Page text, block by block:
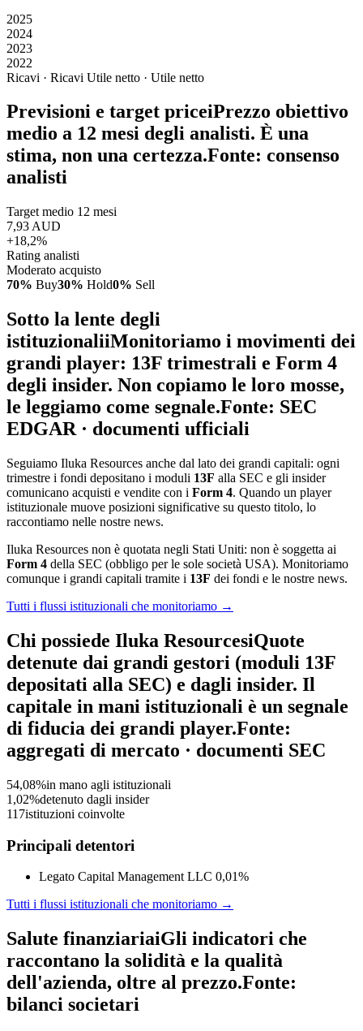
2025
2024
2023
2022
Ricavi · Ricavi Utile netto · Utile netto
Previsioni e target priceiPrezzo obiettivo
medio a 12 mesi degli analisti. È una
stima, non una certezza.Fonte: consenso
analisti
Target medio 12 mesi
7,93 AUD
+18,2%
Rating analisti
Moderato acquisto
70% Buy30% Hold0% Sell
Sotto la lente degli
istituzionaliiMonitoriamo i movimenti dei
grandi player: 13F trimestrali e Form 4
degli insider. Non copiamo le loro mosse,
le leggiamo come segnale.Fonte: SEC
EDGAR · documenti ufficiali
Seguiamo Iluka Resources anche dal lato dei grandi capitali: ogni
trimestre i fondi depositano i moduli 13F alla SEC e gli insider
comunicano acquisti e vendite con i Form 4. Quando un player
istituzionale muove posizioni significative su questo titolo, lo
raccontiamo nelle nostre news.
Iluka Resources non è quotata negli Stati Uniti: non è soggetta ai
Form 4 della SEC (obbligo per le sole società USA). Monitoriamo
comunque i grandi capitali tramite i 13F dei fondi e le nostre news.
Tutti i flussi istituzionali che monitoriamo →
Chi possiede Iluka ResourcesiQuote
detenute dai grandi gestori (moduli 13F
depositati alla SEC) e dagli insider. Il
capitale in mani istituzionali è un segnale
di fiducia dei grandi player.Fonte:
aggregati di mercato · documenti SEC
54,08%in mano agli istituzionali
1,02%detenuto dagli insider
117istituzioni coinvolte
Principali detentori
Legato Capital Management LLC 0,01%
Tutti i flussi istituzionali che monitoriamo →
Salute finanziariaiGli indicatori che
raccontano la solidità e la qualità
dell'azienda, oltre al prezzo.Fonte:
bilanci societari